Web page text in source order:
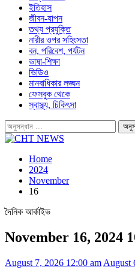
ইতিহাস
জীবন-যাপন
তথ্য প্রযুক্তি
নারীর ওপর সহিংসতা
বন, পরিবেশ, পর্যটন
ভাষা-শিক্ষা
ভিডিও
মানবাধিকার লঙ্ঘন
ফেসবুক থেকে
স্বাস্থ্য, চিকিৎসা
Home
2024
November
16
দৈনিক আর্কাইভ
November 16, 2024
August 7, 2026 12:00 am August